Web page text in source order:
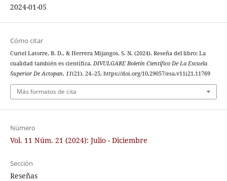
2024-01-05
Cómo citar
Curiel Latorre, B. D., & Herrera Mijangos, S. N. (2024). Reseña del libro: La
cualidad también es científica. DIVULGARE Boletín Científico De La Escuela
Superior De Actopan, 11(21), 24–25. https://doi.org/10.29057/esa.v11i21.11769
Más formatos de cita
Número
Vol. 11 Núm. 21 (2024): Julio - Diciembre
Sección
Reseñas